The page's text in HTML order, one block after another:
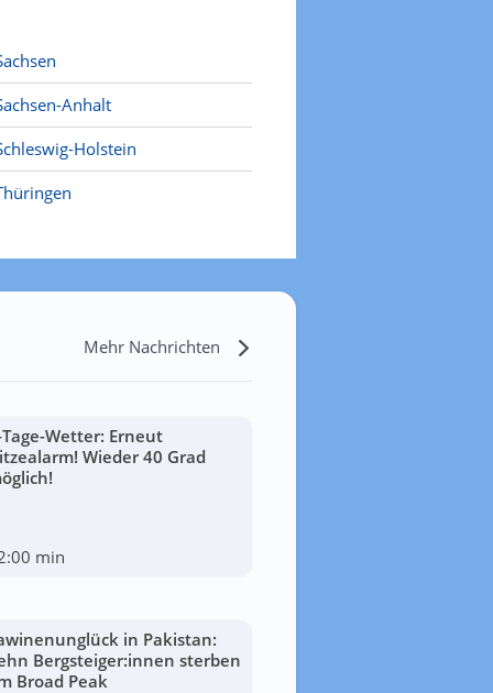
Anhalt
Holstein
Mehr Nachrichten
Wetter: Erneut
Wieder 40 Grad
min
in Pakistan:
Bergsteiger:innen sterben
Broad Peak